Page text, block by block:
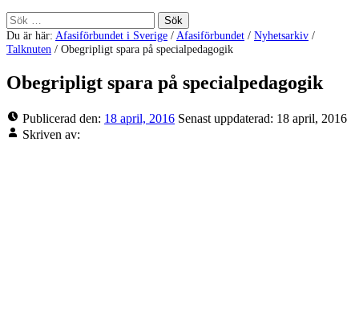
Sök
efter:
Du är här: Afasiförbundet i Sverige /Afasiförbundet / Nyhetsarkiv /
Talknuten / Obegripligt spara på specialpedagogik
Obegripligt spara på specialpedagogik
Publicerad den: 18 april, 2016 Senast uppdaterad: 18 april, 2016
Skriven av: